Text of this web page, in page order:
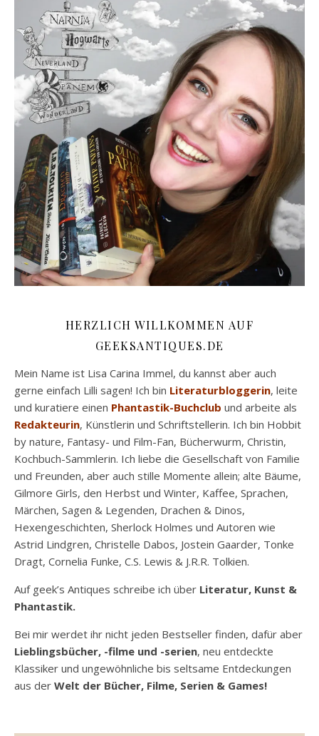
HERZLICH WILLKOMMEN AUF
GEEKSANTIQUES.DE
Mein Name ist Lisa Carina Immel, du kannst aber auch
gerne einfach Lilli sagen! Ich bin Literaturbloggerin, leite
und kuratiere einen Phantastik-Buchclub und arbeite als
Redakteurin, Künstlerin und Schriftstellerin. Ich bin Hobbit
by nature, Fantasy- und Film-Fan, Bücherwurm, Christin,
Kochbuch-Sammlerin. Ich liebe die Gesellschaft von Familie
und Freunden, aber auch stille Momente allein; alte Bäume,
Gilmore Girls, den Herbst und Winter, Kaffee, Sprachen,
Märchen, Sagen & Legenden, Drachen & Dinos,
Hexengeschichten, Sherlock Holmes und Autoren wie
Astrid Lindgren, Christelle Dabos, Jostein Gaarder, Tonke
Dragt, Cornelia Funke, C.S. Lewis & J.R.R. Tolkien.
Auf geek’s Antiques schreibe ich über Literatur, Kunst &
Phantastik.
Bei mir werdet ihr nicht jeden Bestseller finden, dafür aber
Lieblingsbücher, -filme und -serien, neu entdeckte
Klassiker und ungewöhnliche bis seltsame Entdeckungen
aus der Welt der Bücher, Filme, Serien & Games!